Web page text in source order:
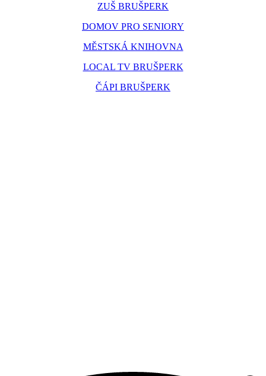
ZUŠ BRUŠPERK
DOMOV PRO SENIORY
MĚSTSKÁ KNIHOVNA
LOCAL TV BRUŠPERK
ČÁPI BRUŠPERK